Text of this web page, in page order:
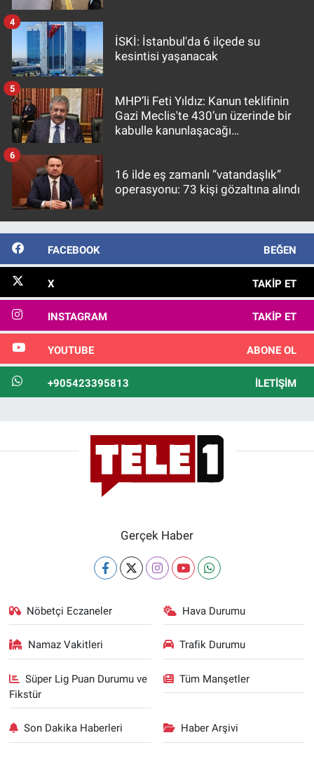
İSKİ: İstanbul'da 6 ilçede su
kesintisi yaşanacak
4
MHP’li Feti Yıldız: Kanun teklifinin
Gazi Meclis'te 430’un üzerinde bir
kabulle kanunlaşacağı
5
16 ilde eş zamanlı “vatandaşlık”
operasyonu: 73 kişi gözaltına alındı
6
FACEBOOK BEĞEN
X TAKIP ET
INSTAGRAM TAKIP ET
YOUTUBE ABONE OL
+905423395813 İLETIŞIM
Gerçek Haber
Nöbetçi Eczaneler Hava Durumu
Namaz Vakitleri Trafik Durumu
Süper Lig Puan Durumu ve
Fikstür
Tüm Manşetler
Son Dakika Haberleri Haber Arşivi